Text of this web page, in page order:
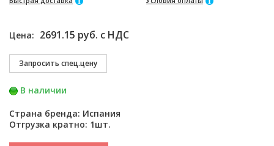
Цена: 2691.15 руб. с НДС
В наличии
Страна бренда: Испания
Отгрузка кратно: 1шт.